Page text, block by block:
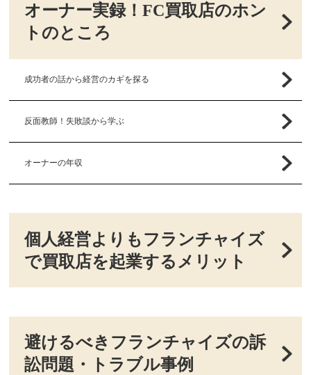
オーナー実録！FC買取店のホン
トのところ
成功者の話から経営のカギを探る
反面教師！失敗談から学ぶ
オーナーの年収
個人経営よりもフランチャイズ
で買取店を起業するメリット
避けるべきフランチャイズの訴
訟問題・トラブル事例